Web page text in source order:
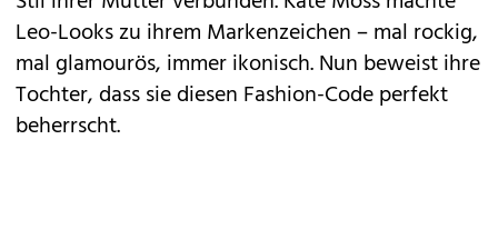
Leo-Looks zu ihrem Markenzeichen – mal rockig,
mal glamourös, immer ikonisch. Nun beweist ihre
Tochter, dass sie diesen Fashion-Code perfekt
beherrscht.